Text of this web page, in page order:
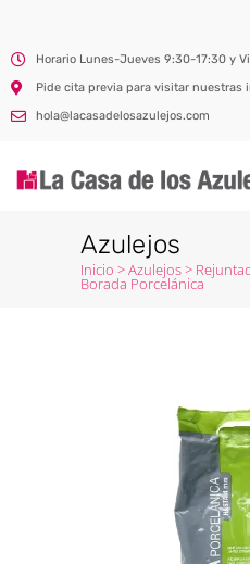
Horario Lunes-Jueves 9:30-17:30 y
Pide cita previa para visitar nuestras
hola@lacasadelosazulejos.com
Azulejos
Inicio >Azulejos>
Borada Porcelánica